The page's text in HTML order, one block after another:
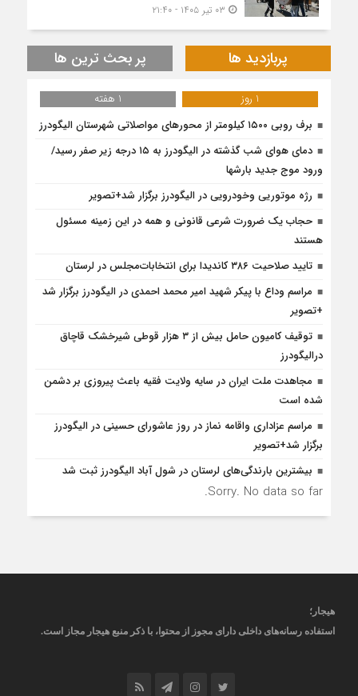
پربازدید ها پر بحث ترین ها
1 روز
1 هفته
برف روبی ۱۵۰۰ کیلومتر از محور‌های مواصلاتی شهرستان الیگودرز
دمای هوای شب گذشته در الیگودرز به ۱۵ درجه زیر صفر رسید/
ورود موج جدید بارشها
رژه موتوریی وخودرویی در الیگودرز برگزار شد+تصویر
حجاب یک ضرورت شرعی قانونی و همه در این زمینه مسئول
هستند
تایید صلاحیت ۳۸۶ کاندیدا برای انتخابات‌مجلس در لرستان
مراسم وداع با پیکر شهید امیر محمد احمدی در الیگودرز برگزار شد
+تصویر
توقیف کامیون حامل بیش از ۳ هزار قوطی شیرخشک قاچاق
درالیگودرز
مجاهدت ملت ایران در سایه ولایت فقیه باعث پیروزی بر دشمن
شده است
مراسم عزاداری واقامه نماز در روز عاشورای حسینی در الیگودرز
برگزار شد+تصویر
بیشترین بارندگی‌های لرستان در شول آباد الیگودرز ثبت شد
Sorry. No data so far.
هیجار ؛
استفاده رسانه‌های داخلی دارای مجوز از محتوا، با ذکر منبع هیجار مجاز است.